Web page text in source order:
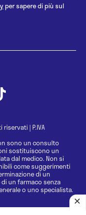
per sapere di più sul
riservati| P.IVA
sono un consulto
sostituiscono un
dal medico. Non si
come suggerimenti
di un
un farmaco senza
o uno specialista.